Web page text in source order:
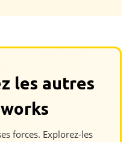
les autres
forces. Explorez-les